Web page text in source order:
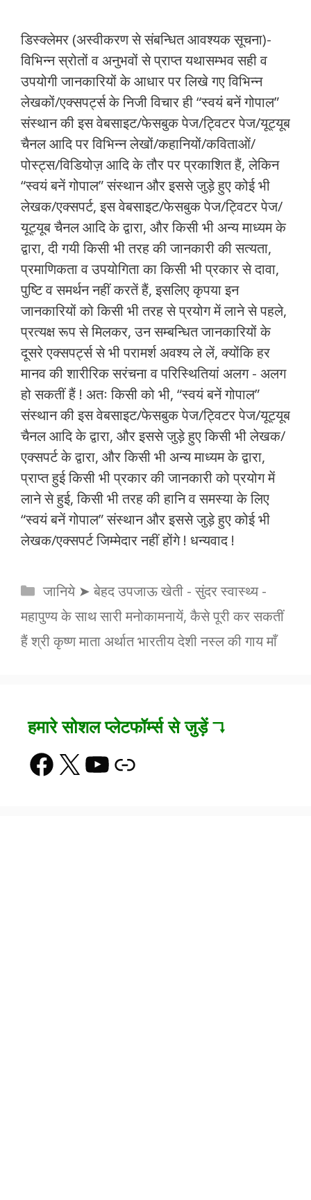
डिस्क्लेमर (अस्वीकरण से संबन्धित आवश्यक सूचना)-
विभिन्न स्रोतों व अनुभवों से प्राप्त यथासम्भव सही व
उपयोगी जानकारियों के आधार पर लिखे गए विभिन्न
लेखकों/एक्सपर्ट्स के निजी विचार ही “स्वयं बनें गोपाल”
संस्थान की इस वेबसाइट/फेसबुक पेज/ट्विटर पेज/यूट्यूब
चैनल आदि पर विभिन्न लेखों/कहानियों/कविताओं/
पोस्ट्स/विडियोज़ आदि के तौर पर प्रकाशित हैं, लेकिन
“स्वयं बनें गोपाल” संस्थान और इससे जुड़े हुए कोई भी
लेखक/एक्सपर्ट, इस वेबसाइट/फेसबुक पेज/ट्विटर पेज/
यूट्यूब चैनल आदि के द्वारा, और किसी भी अन्य माध्यम के
द्वारा, दी गयी किसी भी तरह की जानकारी की सत्यता,
प्रमाणिकता व उपयोगिता का किसी भी प्रकार से दावा,
पुष्टि व समर्थन नहीं करतें हैं, इसलिए कृपया इन
जानकारियों को किसी भी तरह से प्रयोग में लाने से पहले,
प्रत्यक्ष रूप से मिलकर, उन सम्बन्धित जानकारियों के
दूसरे एक्सपर्ट्स से भी परामर्श अवश्य ले लें, क्योंकि हर
मानव की शारीरिक सरंचना व परिस्थितियां अलग - अलग
हो सकतीं हैं ! अतः किसी को भी, “स्वयं बनें गोपाल”
संस्थान की इस वेबसाइट/फेसबुक पेज/ट्विटर पेज/यूट्यूब
चैनल आदि के द्वारा, और इससे जुड़े हुए किसी भी लेखक/
एक्सपर्ट के द्वारा, और किसी भी अन्य माध्यम के द्वारा,
प्राप्त हुई किसी भी प्रकार की जानकारी को प्रयोग में
लाने से हुई, किसी भी तरह की हानि व समस्या के लिए
“स्वयं बनें गोपाल” संस्थान और इससे जुड़े हुए कोई भी
लेखक/एक्सपर्ट जिम्मेदार नहीं होंगे ! धन्यवाद !
Categories
जानिये ➤ बेहद उपजाऊ खेती - सुंदर स्वास्थ्य -
महापुण्य के साथ सारी मनोकामनायें, कैसे पूरी कर सकतीं
हैं श्री कृष्ण माता अर्थात भारतीय देशी नस्ल की गाय माँ
हमारे सोशल प्लेटफॉर्म्स से जुड़ें ↴
Facebook
X YouTube
Link